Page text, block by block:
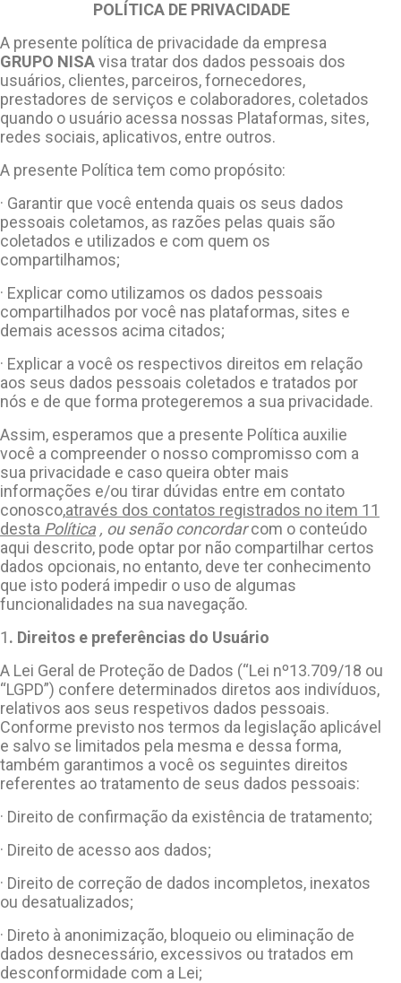
POLÍTICA DE PRIVACIDADE
A presente política de privacidade da empresa
GRUPO NISAvisa tratar dos dados pessoais dos
usuários, clientes, parceiros, fornecedores,
prestadores de serviços e colaboradores, coletados
quando o usuário acessa nossas Plataformas, sites,
redes sociais, aplicativos, entre outros.
A presente Política tem como propósito:
· Garantir que você entenda quais os seus dados
pessoais coletamos, as razões pelas quais são
coletados e utilizados e com quem os
compartilhamos;
· Explicar como utilizamos os dados pessoais
compartilhados por você nas plataformas, sites e
demais acessos acima citados;
· Explicar a você os respectivos direitos em relação
aos seus dados pessoais coletados e tratados por
nós e de que forma protegeremos a sua privacidade.
Assim, esperamos que a presente Política auxilie
você a compreender o nosso compromisso com a
sua privacidade e caso queira obter mais
informações e/ou tirar dúvidas entre em contato
conosco,através dos contatos registrados no item 11
desta Política , ou senão concordarcom o conteúdo
aqui descrito, pode optar por não compartilhar certos
dados opcionais, no entanto, deve ter conhecimento
que isto poderá impedir o uso de algumas
funcionalidades na sua navegação.
1. Direitos e preferências do Usuário
A Lei Geral de Proteção de Dados (“Lei nº13.709/18 ou
“LGPD”) confere determinados diretos aos indivíduos,
relativos aos seus respetivos dados pessoais.
Conforme previsto nos termos da legislação aplicável
e salvo se limitados pela mesma e dessa forma,
também garantimos a você os seguintes direitos
referentes ao tratamento de seus dados pessoais:
· Direito de confirmação da existência de tratamento;
· Direito de acesso aos dados;
· Direito de correção de dados incompletos, inexatos
ou desatualizados;
· Direto à anonimização, bloqueio ou eliminação de
dados desnecessário, excessivos ou tratados em
desconformidade com a Lei;